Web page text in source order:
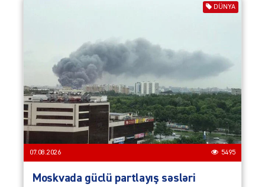
DÜNYA
07.08.2026 5495
Moskvada güclü partlayış səsləri